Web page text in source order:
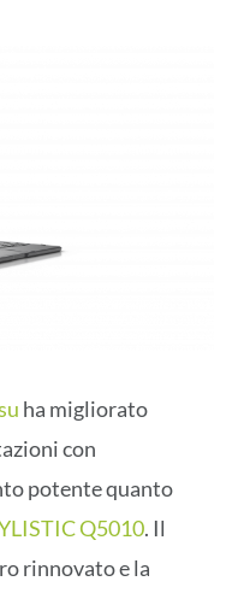
ha migliorato
con
potente quanto
Q5010. Il
rinnovato e la